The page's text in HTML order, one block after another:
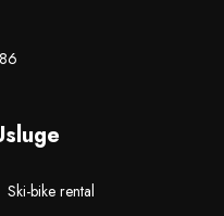
Ski-bike rental